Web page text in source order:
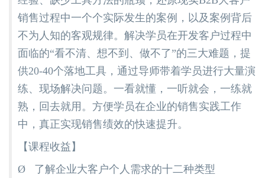
销售过程中一个个实际发生的案例，以及案例背后
不为人知的客观规律。解决学员在开发客户过程中
面临的“看不清、想不到、做不了”的三大难题，提
供20-40个落地工具，通过导师带着学员进行大量演
练、现场解决问题。一看就懂，一听就会，一练就
熟，回去就用。方便学员在企业的销售实践工作
中，真正实现销售绩效的快速提升。
【课程收益】
Ø 了解企业大客户个人需求的十二种类型